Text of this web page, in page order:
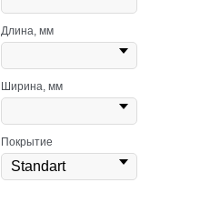
Длина, мм
Ширина, мм
Покрытие